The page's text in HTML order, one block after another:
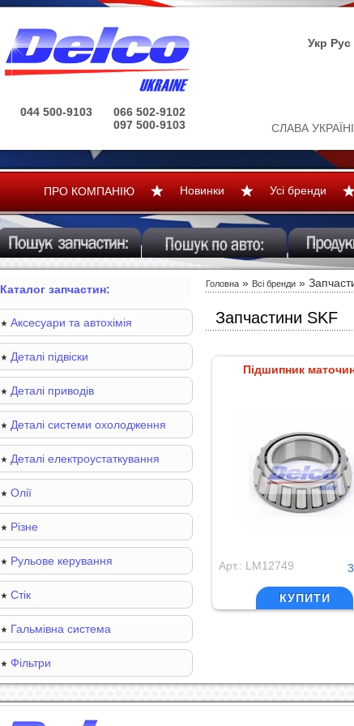
Укр Рус
044 500-9103
066 502-9102
097 500-9103
СЛАВА
ПРО КОМПАНІЮ Новинки Усі бренди
Головна » Всі бренди »
Запчастини SKF
Підшипник
Арт.: LM12749
КУПИТИ
Каталог запчастин:
Аксесуари та автохімія
Деталі підвіски
Деталі приводів
Деталі системи охолодження
Деталі електроустаткування
Олії
Різне
Рульове керування
Стік
Гальмівна система
Фільтри